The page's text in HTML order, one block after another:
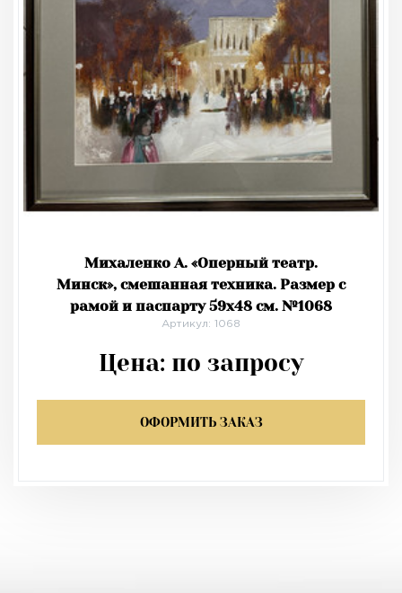
Михаленко А. «Оперный театр.
Минск», смешанная техника. Размер с
рамой и паспарту 59х48 см. №1068
Артикул: 1068
Цена: по запросу
ОФОРМИТЬ ЗАКАЗ